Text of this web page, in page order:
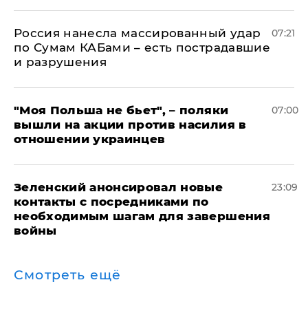
Россия нанесла массированный удар
по Сумам КАБами – есть пострадавшие
и разрушения
07:21
"Моя Польша не бьет", – поляки
вышли на акции против насилия в
отношении украинцев
07:00
Зеленский анонсировал новые
контакты с посредниками по
необходимым шагам для завершения
войны
23:09
Смотреть ещё